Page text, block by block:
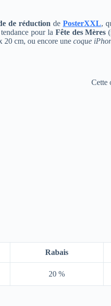
de réduction de PosterXXL,
pour la Fête des Mères
20 cm, ou encore une coque
Cette
Rabais
20 %